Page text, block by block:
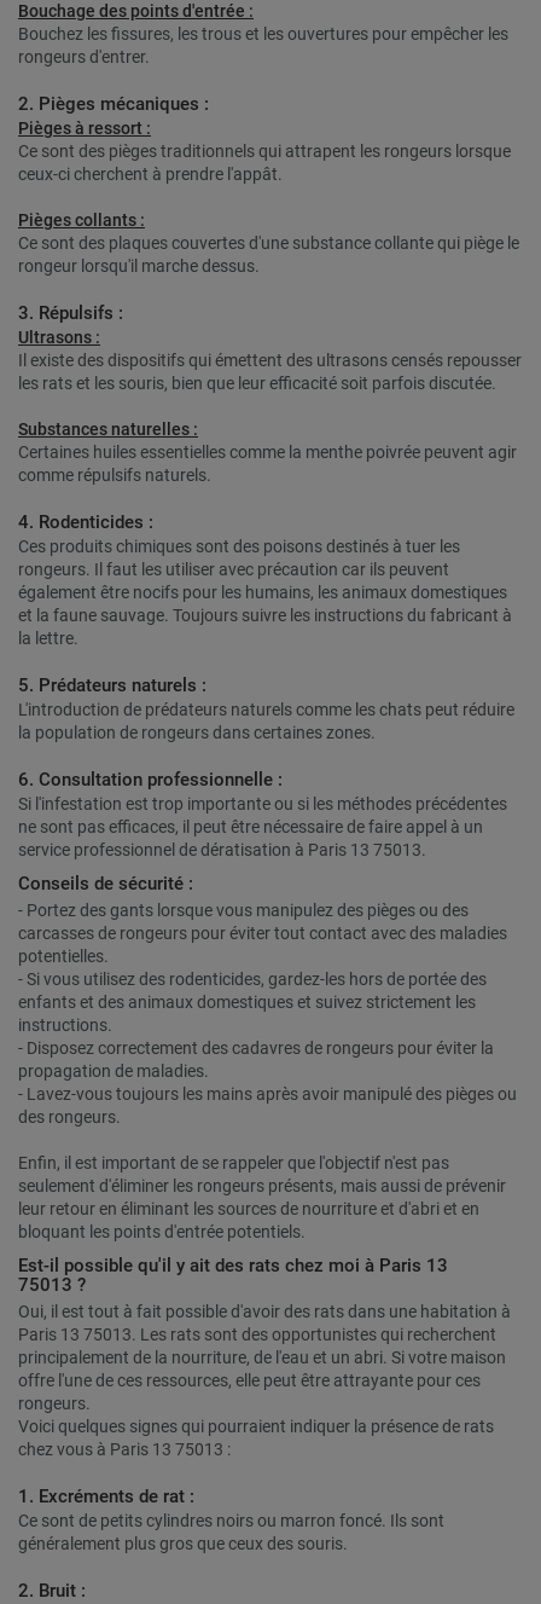
Bouchage des points d'entrée :
Bouchez les fissures, les trous et les ouvertures pour empêcher les
rongeurs d'entrer.
2. Pièges mécaniques :
Pièges à ressort :
Ce sont des pièges traditionnels qui attrapent les rongeurs lorsque
ceux-ci cherchent à prendre l'appât.
Pièges collants :
Ce sont des plaques couvertes d'une substance collante qui piège le
rongeur lorsqu'il marche dessus.
3. Répulsifs :
Ultrasons :
Il existe des dispositifs qui émettent des ultrasons censés repousser
les rats et les souris, bien que leur efficacité soit parfois discutée.
Substances naturelles :
Certaines huiles essentielles comme la menthe poivrée peuvent agir
comme répulsifs naturels.
4. Rodenticides :
Ces produits chimiques sont des poisons destinés à tuer les
rongeurs. Il faut les utiliser avec précaution car ils peuvent
également être nocifs pour les humains, les animaux domestiques
et la faune sauvage. Toujours suivre les instructions du fabricant à
la lettre.
5. Prédateurs naturels :
L'introduction de prédateurs naturels comme les chats peut réduire
la population de rongeurs dans certaines zones.
6. Consultation professionnelle :
Si l'infestation est trop importante ou si les méthodes précédentes
ne sont pas efficaces, il peut être nécessaire de faire appel à un
service professionnel de dératisation à Paris 13 75013.
Conseils de sécurité :
- Portez des gants lorsque vous manipulez des pièges ou des
carcasses de rongeurs pour éviter tout contact avec des maladies
potentielles.
- Si vous utilisez des rodenticides, gardez-les hors de portée des
enfants et des animaux domestiques et suivez strictement les
instructions.
- Disposez correctement des cadavres de rongeurs pour éviter la
propagation de maladies.
- Lavez-vous toujours les mains après avoir manipulé des pièges ou
des rongeurs.
Enfin, il est important de se rappeler que l'objectif n'est pas
seulement d'éliminer les rongeurs présents, mais aussi de prévenir
leur retour en éliminant les sources de nourriture et d'abri et en
bloquant les points d'entrée potentiels.
Est-il possible qu'il y ait des rats chez moi à Paris 13
75013 ?
Oui, il est tout à fait possible d'avoir des rats dans une habitation à
Paris 13 75013. Les rats sont des opportunistes qui recherchent
principalement de la nourriture, de l'eau et un abri. Si votre maison
offre l'une de ces ressources, elle peut être attrayante pour ces
rongeurs.
Voici quelques signes qui pourraient indiquer la présence de rats
chez vous à Paris 13 75013 :
1. Excréments de rat :
Ce sont de petits cylindres noirs ou marron foncé. Ils sont
généralement plus gros que ceux des souris.
2. Bruit :